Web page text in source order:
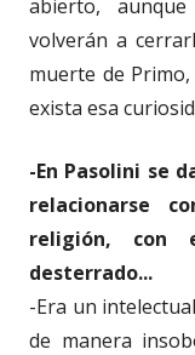
abierto,
volverán a
muerte de
exista esa
-En Pasolini se
relacionarse
religión, con
desterrado...
-Era un
de manera